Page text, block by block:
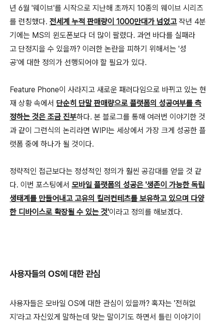
년 6월 '웨이브'를 시작으로 지난해 초까지 10종의 웨이브 시리즈
를 런칭했다. 전세계 누적 판매량이 1000만대가 넘었고작년 4분
기에는 MS의 윈도폰보다 더 많이 팔렸다. 과연 바다를 실패라
고 단정지을 수 있을까? 이러한 논란을 피하기 위해서는 '성
공'에 대한 정의가 선행되어야 할 필요가 있다.
Feature Phone이 사라지고 새로운 패러다임으로 바뀌고 있는 현
재 상황 속에서 단순히 단말 판매량으로 플랫폼의 성공여부를 측
정하는 것은 조금 진부하다. 본 블로그를 통해 여러번 이야기한 것
과 같이 그런식의 논리라면 WIPI는 세상에서 가장 크게 성공한 플
랫폼 중에 하나가 될 것이다.
정략적인 접근보다는 정성적인 정의가 훨씬 공감대를 얻을 것 같
다. 이번 포스팅에서 모바일 플랫폼의 성공은 '생존이 가능한 독립
생태계를 만들어내고 고유의 킬러컨테츠를 보유하고 있으며 다양
한 디바이스로 확장될 수 있는 것'이라고 정의를 해보겠다.
사용자들의 OS에 대한 관심
사용자들은 모바일 OS에 대한 관심이 있을까? 혹자는 '전혀없
지'라고 자신있게 말하는데 맞는 말이기도 하면서 틀린 이야기이